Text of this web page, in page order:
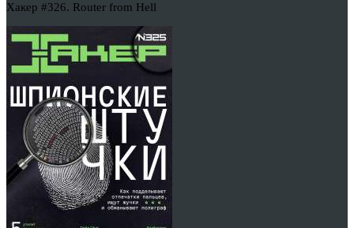
Хакер #326. Router from Hell